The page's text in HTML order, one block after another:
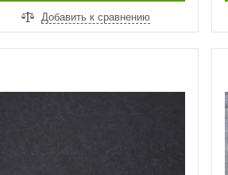
Добавить к сравнению